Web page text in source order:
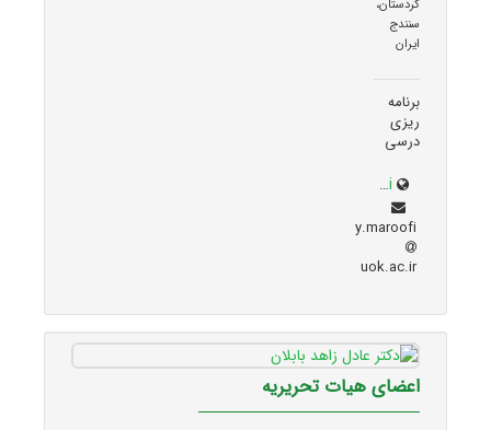
کردستان،
سنندج
ایران
برنامه
ریزی
درسی
uok.ac.ir/~y.maroofi
y.maroofi
uok.ac.ir
اعضای هیات تحریریه